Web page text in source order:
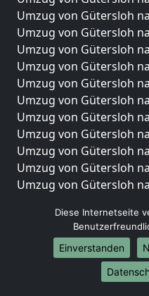
Umzug von Gütersloh
Umzug von Gütersloh
Umzug von Gütersloh
Umzug von Gütersloh
Umzug von Gütersloh
Umzug von Gütersloh
Umzug von Gütersloh
Umzug von Gütersloh
Umzug von Gütersloh
Umzug von Gütersloh
Umzug von Gütersloh
Umzüge-
Umzug von Gütersloh
Umzug von Gütersloh
Umzug von Gütersloh
Diese Internetseite
Einverstanden